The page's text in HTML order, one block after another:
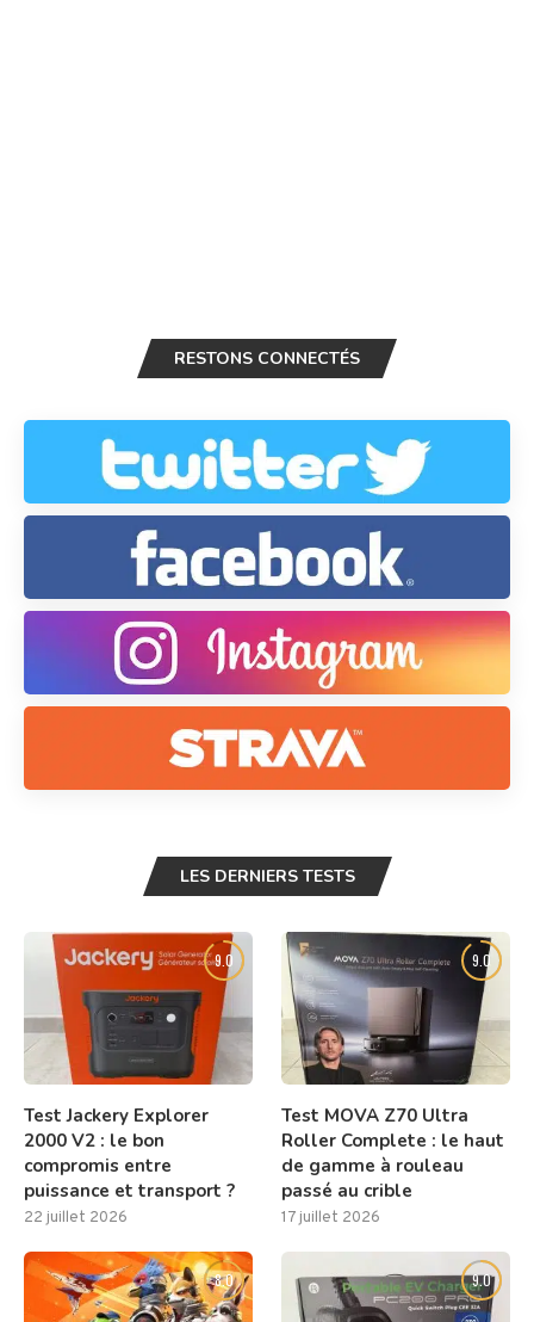
RESTONS CONNECTÉS
LES DERNIERS TESTS
9.0
Test Jackery Explorer
2000 V2 : le bon
compromis entre
puissance et transport ?
22 juillet 2026
9.0
Test MOVA Z70 Ultra
Roller Complete : le haut
de gamme à rouleau
passé au crible
17 juillet 2026
8.0 9.0